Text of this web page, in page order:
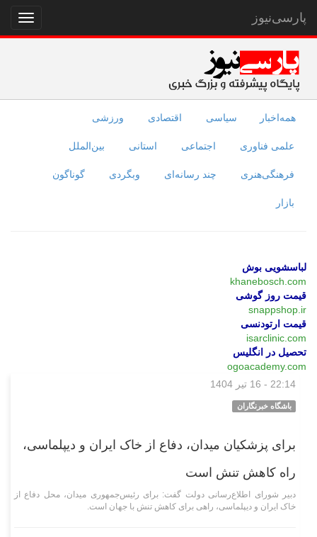
نمایش
منو
پارسی‌نیوز
همه‌اخبار سیاسی اقتصادی ورزشی
علمی فناوری اجتماعی استانی بین‌الملل
فرهنگی‌هنری چند رسانه‌ای وبگردی گوناگون
بازار
لباسشویی بوش
khanebosch.com
قیمت روز گوشی
snappshop.ir
قیمت ارتودنسی
isarclinic.com
تحصیل در انگلیس
ogoacademy.com
22:14 - 16 تیر 1404
باشگاه خبرنگاران
برای پزشکیان میدان، دفاع از خاک ایران و دیپلماسی،
راه کاهش تنش است
دبیر شورای اطلاع‌رسانی دولت گفت: برای رئیس‌جمهوری میدان، محل دفاع از
خاک ایران و دیپلماسی، راهی برای کاهش تنش با جهان است.